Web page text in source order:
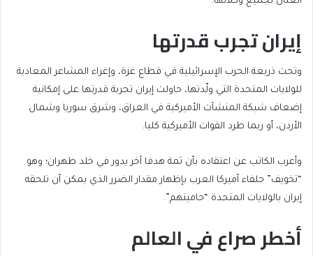
إيران تجرب قدرتها
وتحت ذريعة الحرب الإسرائيلية في قطاع غزة، وإغراء المشاعر المعادية
للولايات المتحدة التي ولّدتها، حاولت إيران تجربة قدرتها على إمكانية
إضعاف شبكة المنشآت الأميركية في العراق، وشرق سوريا وشمال
الأردن، أو ربما طرد القوات الأميركية كليا.
وأعرب الكاتب عن اعتقاده بأن ثمة هدفا آخر يدور في خلد طهران؛ وهو
“تخويف” حلفاء أميركا العرب بإظهار مقدار الضرر الذي يمكن أن تلحقه
إيران بالولايات المتحدة “حاميتهم”.
أخطر صراع في العالم